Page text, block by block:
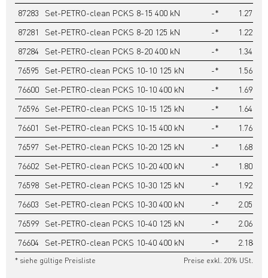
87283
Set-PETRO-clean PCKS 8-15 400 kN -*
1.277,20
87281
Set-PETRO-clean PCKS 8-20 125 kN -*
1.220,20
87284
Set-PETRO-clean PCKS 8-20 400 kN -*
1.342,20
76595
Set-PETRO-clean PCKS 10-10 125 kN -*
1.568,10
76600
Set-PETRO-clean PCKS 10-10 400 kN -*
1.690,10
76596
Set-PETRO-clean PCKS 10-15 125 kN -*
1.640,70
76601
Set-PETRO-clean PCKS 10-15 400 kN -*
1.762,70
76597
Set-PETRO-clean PCKS 10-20 125 kN -*
1.686,50
76602
Set-PETRO-clean PCKS 10-20 400 kN -*
1.808,50
76598
Set-PETRO-clean PCKS 10-30 125 kN -*
1.929,50
76603
Set-PETRO-clean PCKS 10-30 400 kN -*
2.051,50
76599
Set-PETRO-clean PCKS 10-40 125 kN -*
2.062,30
76604
Set-PETRO-clean PCKS 10-40 400 kN -* 2.184,30
* siehe gültige Preisliste Preise exkl. 20% USt.